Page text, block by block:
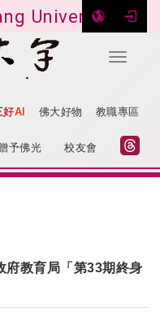
University
Toggle
好AI 佛大好物 教職專區
予佛光 校友會
府教育局「第33期終身